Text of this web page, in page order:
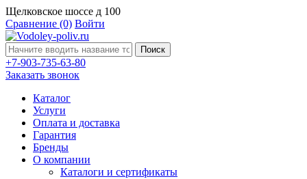
Щелковское шоссе д 100
Сравнение (0) Войти
Поиск
+7-903-735-63-80
Заказать звонок
Каталог
Услуги
Оплата и доставка
Гарантия
Бренды
О компании
Каталоги и сертификаты